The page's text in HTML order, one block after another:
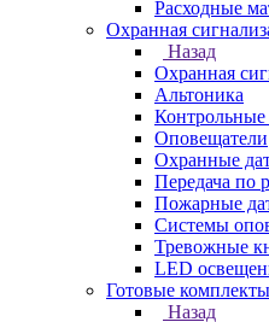
Расходные
Охранная
Назад
Охранная
Альтоника
Контрольные
Оповещатели
Охранные
Передача по
Пожарные
Системы
Тревожные
LED
Готовые комплекты
Назад